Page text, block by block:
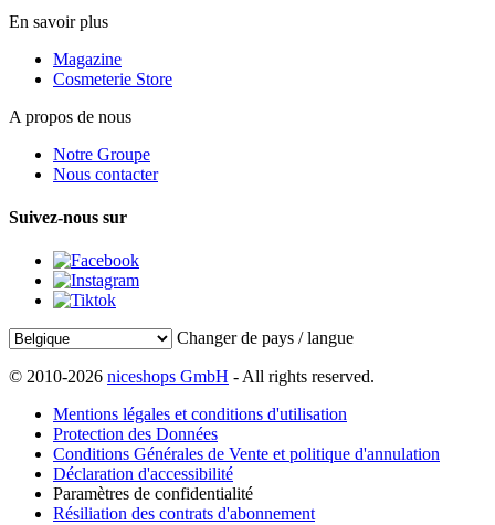
En savoir plus
Magazine
Cosmeterie Store
A propos de nous
Notre Groupe
Nous contacter
Suivez-nous sur
Changer de pays / langue
© 2010-2026 niceshops GmbH - All rights reserved.
Mentions légales et conditions d'utilisation
Protection des Données
Conditions Générales de Vente et politique d'annulation
Déclaration d'accessibilité
Paramètres de confidentialité
Résiliation des contrats d'abonnement